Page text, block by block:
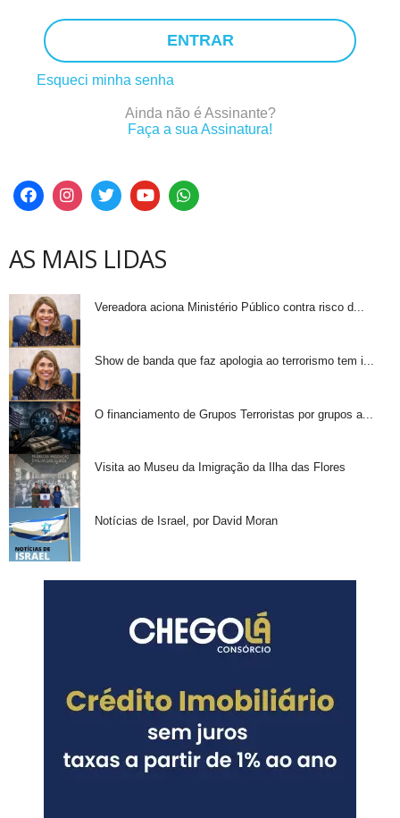
ENTRAR
Esqueci minha senha
Ainda não é Assinante?
Faça a sua Assinatura!
AS MAIS LIDAS
Vereadora aciona Ministério Público contra risco d...
Show de banda que faz apologia ao terrorismo tem i...
O financiamento de Grupos Terroristas por grupos a...
Visita ao Museu da Imigração da Ilha das Flores
Notícias de Israel, por David Moran